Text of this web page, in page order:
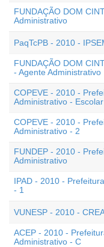
FUNDAÇÃO DOM
Administrativo
PaqTcPB - 2010 -
FUNDAÇÃO DOM
- Agente Administrativo
COPEVE - 2010 -
Administrativo -
COPEVE - 2010 -
Administrativo - 2
FUNDEP - 2010 -
Administrativo
IPAD - 2010 -
- 1
VUNESP - 2010 -
ACEP - 2010 -
Administrativo - C